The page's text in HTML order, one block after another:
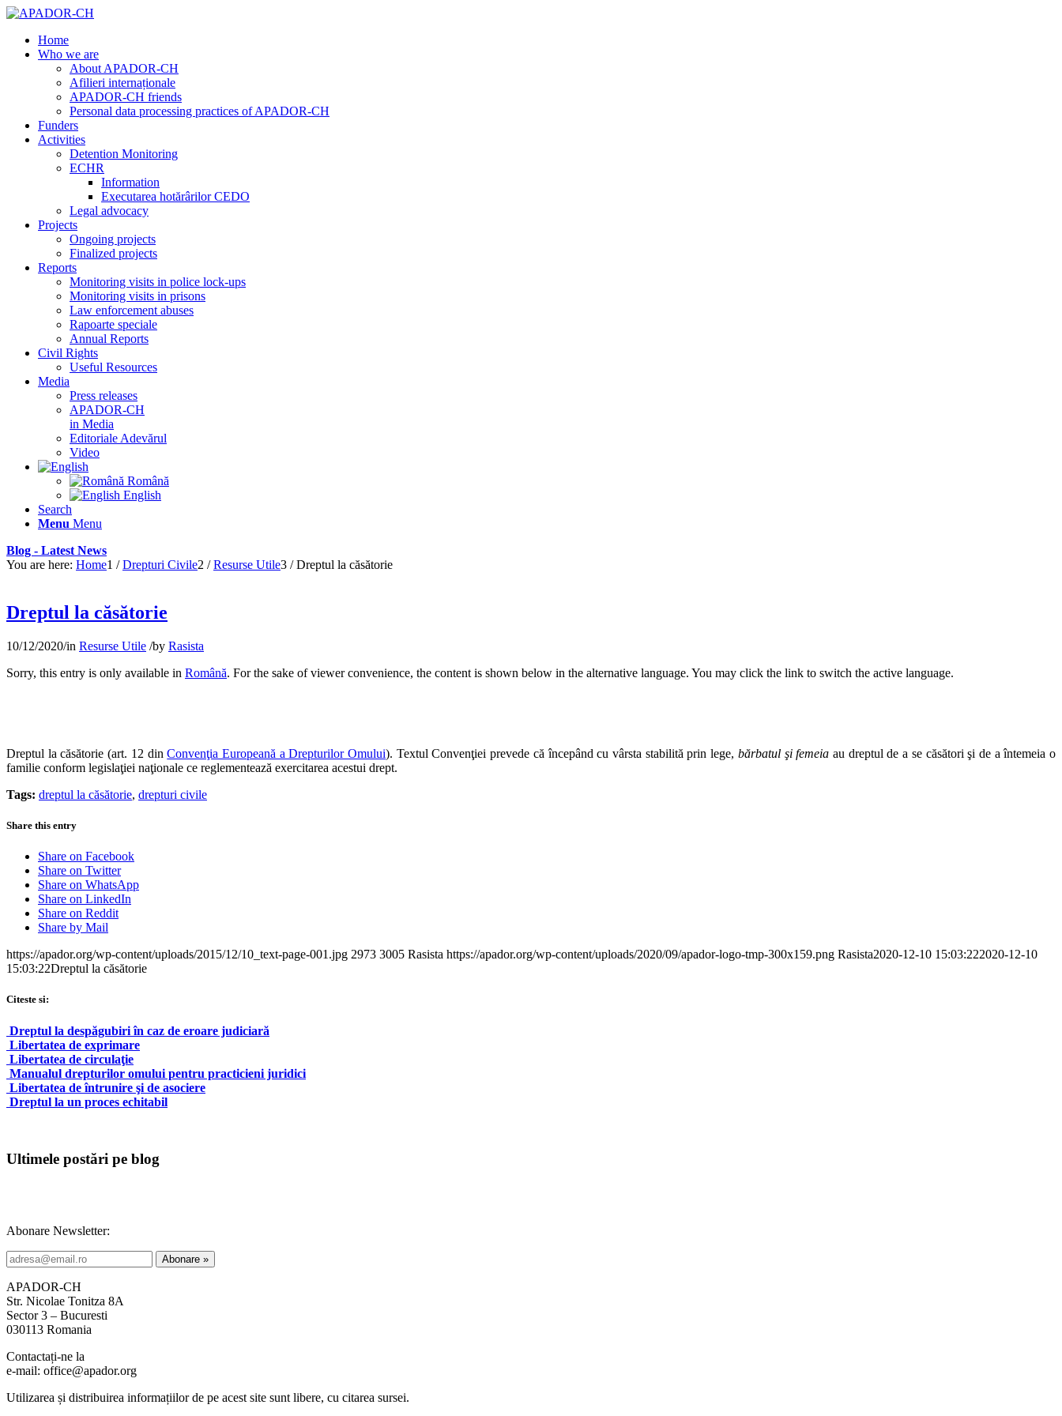
Home
Who we are
About APADOR-CH
Afilieri internaționale
APADOR-CH friends
Personal data processing practices of APADOR-CH
Funders
Activities
Detention Monitoring
ECHR
Information
Executarea hotărârilor CEDO
Legal advocacy
Projects
Ongoing projects
Finalized projects
Reports
Monitoring visits in police lock-ups
Monitoring visits in prisons
Law enforcement abuses
Rapoarte speciale
Annual Reports
Civil Rights
Useful Resources
Media
Press releases
APADOR-CH
in Media
Editoriale Adevărul
Video
Română
English
Search
Menu Menu
Blog - Latest News
You are here: Home1 / Drepturi Civile2 / Resurse Utile3 / Dreptul la căsătorie
Dreptul la căsătorie
10/12/2020/in Resurse Utile /by Rasista
Sorry, this entry is only available in Română. For the sake of viewer convenience, the content is shown below in the alternative language. You may click the link to switch the active language.
Dreptul la căsătorie (art. 12 dinConvenţia Europeană a Drepturilor Omului). Textul Convenţiei prevede că începând cu vârsta stabilită prin lege, bărbatul şi femeia au dreptul de a se căsători şi de a întemeia o
familie conform legislaţiei naţionale ce reglementează exercitarea acestui drept.
Tags: dreptul la căsătorie, drepturi civile
Share this entry
Share on Facebook
Share on Twitter
Share on WhatsApp
Share on LinkedIn
Share on Reddit
Share by Mail
https://apador.org/wp-content/uploads/2015/12/10_text-page-001.jpg 2973 3005 Rasista https://apador.org/wp-content/uploads/2020/09/apador-logo-tmp-300x159.png Rasista2020-12-10 15:03:222020-12-10
15:03:22Dreptul la căsătorie
Citeste si:
Dreptul la despăgubiri în caz de eroare judiciară
Libertatea de exprimare
Libertatea de circulaţie
Manualul drepturilor omului pentru practicieni juridici
Libertatea de întrunire şi de asociere
Dreptul la un proces echitabil
Ultimele postări pe blog
Abonare Newsletter:
APADOR-CH
Str. Nicolae Tonitza 8A
Sector 3 – Bucuresti
030113 Romania
Contactați-ne la
e-mail: office@apador.org
Utilizarea și distribuirea informațiilor de pe acest site sunt libere, cu citarea sursei.